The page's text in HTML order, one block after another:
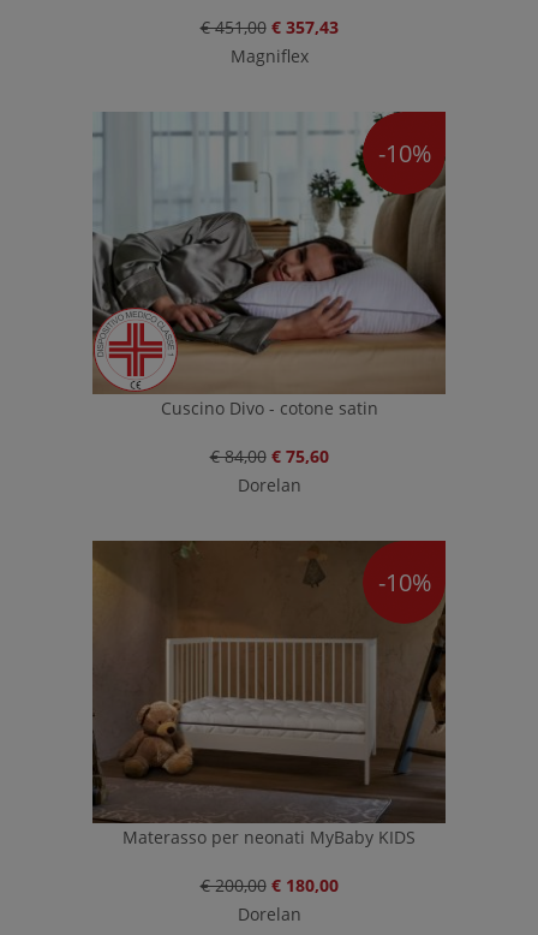
€ 451,00 € 357,43
Magniflex
-10%
Cuscino Divo - cotone satin
€ 84,00 € 75,60
Dorelan
-10%
Materasso per neonati MyBaby KIDS
€ 200,00 € 180,00
Dorelan